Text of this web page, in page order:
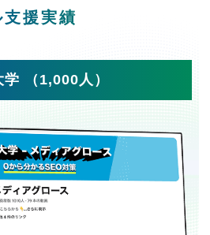
援実績
（1,000人）